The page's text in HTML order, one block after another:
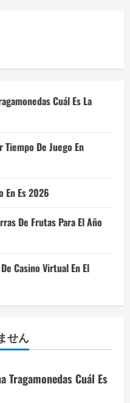
Cuál Es La
Tiempo De Juego En
En Es 2026
De Frutas Para El Año
Casino Virtual En El
せん
Tragamonedas Cuál Es